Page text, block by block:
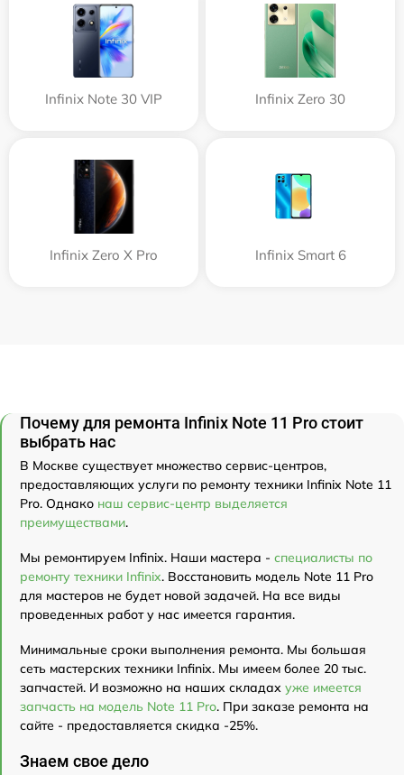
Infinix Note 30 VIP Infinix Zero 30
Infinix Zero X Pro Infinix Smart 6
Почему для ремонта Infinix Note 11 Pro стоит
выбрать нас
В Москве существует множество сервис-центров,
предоставляющих услуги по ремонту техники Infinix Note 11
Pro. Однако наш сервис-центр выделяется
преимуществами.
Мы ремонтируем Infinix. Наши мастера - специалисты по
ремонту техники Infinix. Восстановить модель Note 11 Pro
для мастеров не будет новой задачей. На все виды
проведенных работ у нас имеется гарантия.
Минимальные сроки выполнения ремонта. Мы большая
сеть мастерских техники Infinix. Мы имеем более 20 тыс.
запчастей. И возможно на наших складах уже имеется
запчасть на модель Note 11 Pro. При заказе ремонта на
сайте - предоставляется скидка -25%.
Знаем свое дело